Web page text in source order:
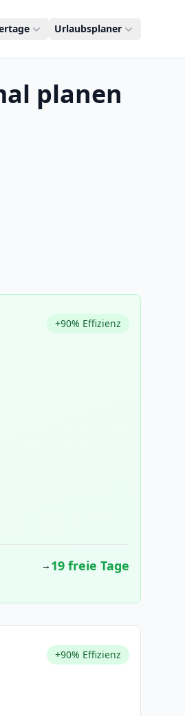
Urlaubsplaner
planen
+90% Effizienz
→ 19 freie Tage
+90% Effizienz